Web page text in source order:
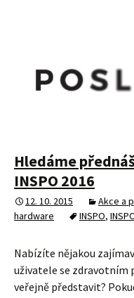
Hledáme
INSPO 2016
12. 10. 2015 Akce a
hardware
INSPO,
Nabízíte nějakou
uživatele se zdravotním
veřejně představit?